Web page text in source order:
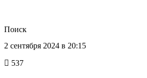
Поиск
2 сентября 2024 в 20:15
537